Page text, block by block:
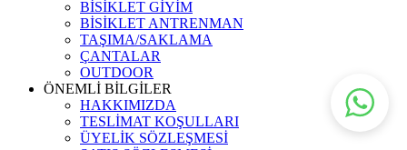
BİSİKLET GİYİM
BİSİKLET ANTRENMAN
TAŞIMA/SAKLAMA
ÇANTALAR
OUTDOOR
ÖNEMLİ BİLGİLER
HAKKIMIZDA
TESLİMAT KOŞULLARI
ÜYELİK SÖZLEŞMESİ